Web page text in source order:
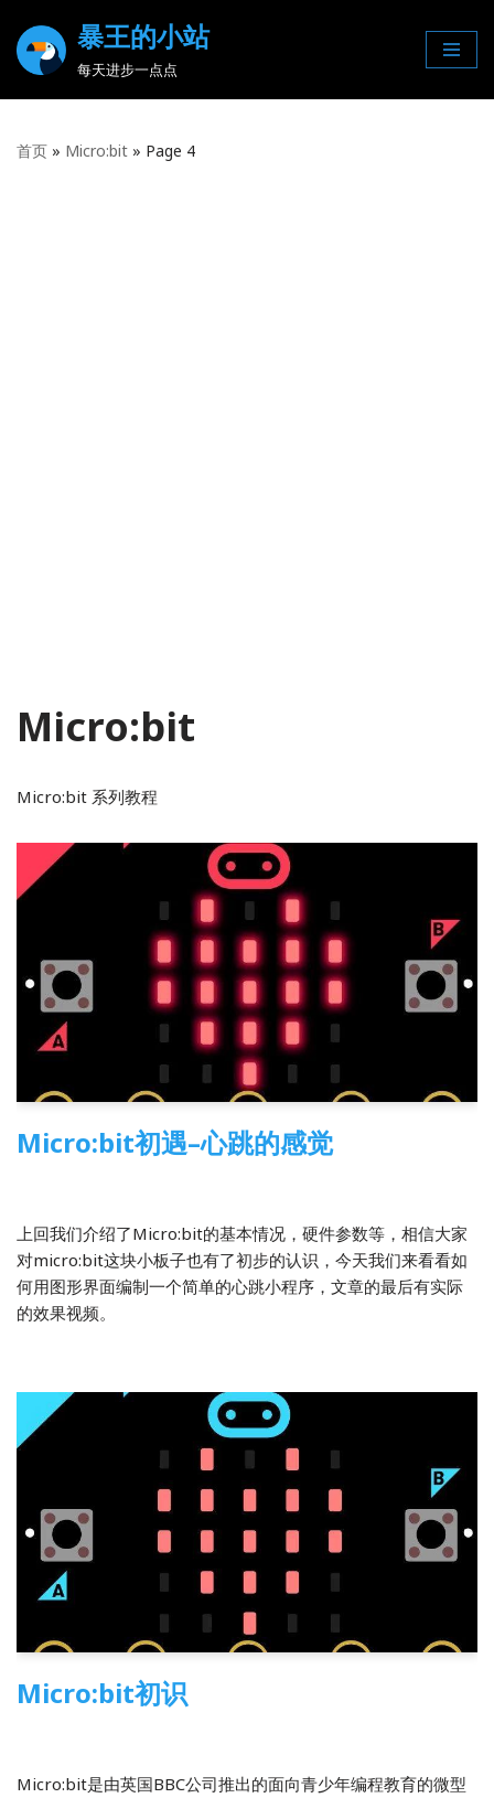
Skip
暴王的小站
每天进步一点点
首页 » Micro:bit » Page 4
Micro:bit
Micro:bit 系列教程
Micro:bit初遇–心跳的感觉
上回我们介绍了Micro:bit的基本情况，硬件参数等，相信大家
对micro:bit这块小板子也有了初步的认识，今天我们来看看如
何用图形界面编制一个简单的心跳小程序，文章的最后有实际
的效果视频。
Micro:bit初识
Micro:bit是由英国BBC公司推出的面向青少年编程教育的微型